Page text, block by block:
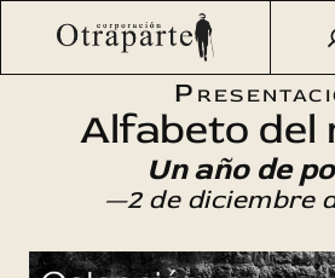
Saltar
Otraparte.org/ Agenda Cultural
poesía «Alfabeto del
Alfabeto del
Un año de
—2 de diciembre